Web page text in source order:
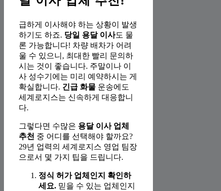
급하게 이사해야 하는 상황이 발생
하기도 하죠. 당일 용달 이사도 물
론 가능합니다! 차량 배차가 어려
울 수 있으니, 최대한 빨리 문의하
시는 것이 좋습니다. 주말이나 이
사 성수기에는 미리 예약하시는 게
확실합니다. 긴급 화물 운송에도
세계로지스는 신속하게 대응합니
다.
그렇다면 수많은 용달 이사 업체
추천 중 어디를 선택해야 할까요?
29년 업력의 세계로지스 영업 팀장
으로서 몇 가지 팁을 드립니다.
정식 허가 업체인지 확인하
세요. 믿을 수 있는 업체인지